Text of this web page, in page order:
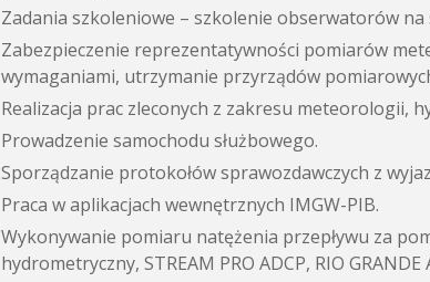
Zadania szkoleniowe – szkolenie obserwatorów
Zabezpieczenie reprezentatywności pomiarów
wymaganiami, utrzymanie przyrządów
Realizacja prac zleconych z zakresu meteorologii,
Prowadzenie samochodu służbowego.
Sporządzanie protokołów sprawozdawczych z
Praca w aplikacjach wewnętrznych IMGW-PIB.
Wykonywanie pomiaru natężenia przepływu za
hydrometryczny, STREAM PRO ADCP, RIO GRANDE